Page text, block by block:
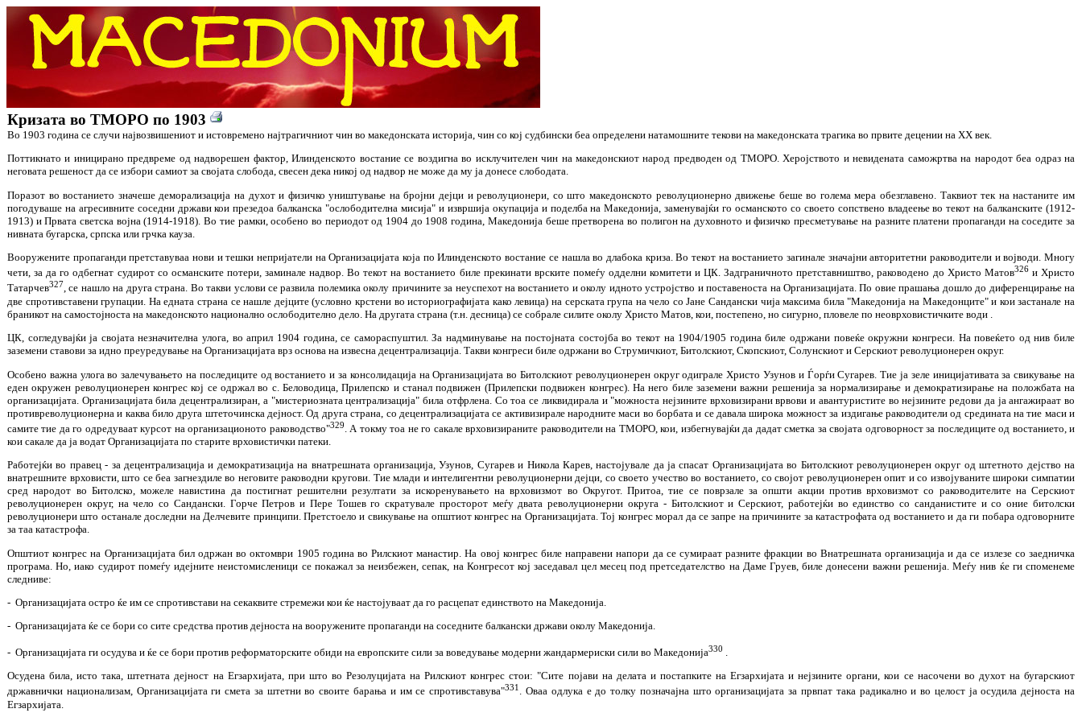
Кризата во ТМОРО по 1903
Во 1903 година се случи највозвишениот и истовремено најтрагичниот чин во македонската историја, чин со кој судбински беа определени натамошните текови на македонската трагика во првите децении на XX век.
Поттикнато и иницирано предвреме од надворешен фактор, Илинденското востание се воздигна во исклучителен чин на македонскиот народ предводен од ТМОРО. Херојството и невидената саможртва на народот беа одраз на
неговата решеност да се избори самиот за својата слобода, свесен дека никој од надвор не може да му ја донесе слободата.
Поразот во востанието значеше деморализација на духот и физичко уништување на бројни дејци и револуционери, со што македонското револуционерно движење беше во голема мера обезглавено. Таквиот тек на настаните им
погодуваше на агресивните соседни држави кои презедоа балканска "ослободителна мисија" и извршија окупација и поделба на Македонија, заменувајќи го османското со своето сопствено владеење во текот на балканските (1912-
1913) и Првата светска војна (1914-1918). Во тие рамки, особено во периодот од 1904 до 1908 година, Македонија беше претворена во полигон на духовното и физичко пресметување на разните платени пропаганди на соседите за
нивната бугарска, српска или грчка кауза.
Вооружените пропаганди претставуваа нови и тешки непријатели на Организацијата која по Илинденското востание се нашла во длабока криза. Во текот на востанието загинале значајни авторитетни раководители и војводи. Многу
чети, за да го одбегнат судирот со османските потери, заминале надвор. Во текот на востанието биле прекинати врските помеѓу одделни комитети и ЦК. Задграничното претставништво, раководено до Христо Матов326и Христо
Татарчев327, се нашло на друга страна. Во такви услови се развила полемика околу причините за неуспехот на востанието и околу идното устројство и поставеноста на Организацијата. По овие прашања дошло до диференцирање на
две спротивставени групации. На едната страна се нашле дејците (условно крстени во историографијата како левица) на серската група на чело со Јане Сандански чија максима била "Македонија на Македонците" и кои застанале на
браникот на самостојноста на македонското национално ослободително дело. На другата страна (т.н. десница) се собрале силите околу Христо Матов, кои, постепено, но сигурно, пловеле по неоврховистичките води .
ЦК, согледувајќи ја својата незначителна улога, во април 1904 година, се самораспуштил. За надминување на постојната состојба во текот на 1904/1905 година биле одржани повеќе окружни конгреси. На повеќето од нив биле
заземени ставови за идно преуредување на Организацијата врз основа на извесна децентрализација. Такви конгреси биле одржани во Струмичкиот, Битолскиот, Скопскиот, Солунскиот и Серскиот револуционерен округ.
Особено важна улога во залечувањето на последиците од востанието и за консолидација на Организацијата во Битолскиот револуционерен округ одиграле Христо Узунов и Ѓорѓи Сугарев. Тие ја зеле иницијативата за свикување на
еден окружен револуционерен конгрес кој се одржал во с. Беловодица, Прилепско и станал подвижен (Прилепски подвижен конгрес). На него биле заземени важни решенија за нормализирање и демократизирање на положбата на
организацијата. Организацијата била децентрализиран, а "мистериозната централизација" била отфрлена. Со тоа се ликвидирала и "можноста нејзините врховизирани врвови и авантуристите во нејзините редови да ја ангажираат во
противреволуционерна и каква било друга штеточинска дејност. Од друга страна, со децентрализацијата се активизирале народните маси во борбата и се давала широка можност за издигање раководители од средината на тие маси и
самите тие да го одредуваат курсот на организационото раководство"329
. А токму тоа не го сакале врховизираните раководители на ТМОРО, кои, избегнувајќи да дадат сметка за својата одговорност за последиците од востанието, и
кои сакале да ја водат Организацијата по старите врховистички патеки.
Работејќи во правец - за децентрализација и демократизација на внатрешната организација, Узунов, Сугарев и Никола Карев, настојувале да ја спасат Организацијата во Битолскиот револуционерен округ од штетното дејство на
внатрешните врховисти, што се беа загнездиле во неговите раководни кругови. Тие млади и интелигентни револуционерни дејци, со своето учество во востанието, со својот револуционерен опит и со извојуваните широки симпатии
сред народот во Битолско, можеле навистина да постигнат решителни резултати за искоренувањето на врховизмот во Округот. Притоа, тие се поврзале за општи акции против врховизмот со раководителите на Серскиот
револуционерен округ, на чело со Сандански. Горче Петров и Пере Тошев го скратувале просторот меѓу двата револуционерни округа - Битолскиот и Серскиот, работејќи во единство со санданистите и со оние битолски
револуционери што останале доследни на Делчевите принципи. Претстоело и свикување на општиот конгрес на Организацијата. Тој конгрес морал да се запре на причините за катастрофата од востанието и да ги побара одговорните
за таа катастрофа.
Општиот конгрес на Организацијата бил одржан во октомври 1905 година во Рилскиот манастир. На овој конгрес биле направени напори да се сумираат разните фракции во Внатрешната организација и да се излезе со заедничка
програма. Но, иако судирот помеѓу идејните неистомисленици се покажал за неизбежен, сепак, на Конгресот кој заседавал цел месец под претседателство на Даме Груев, биле донесени важни решенија. Меѓу нив ќе ги споменеме
следниве:
- Организацијата остро ќе им се спротивстави на секаквите стремежи кои ќе настојуваат да го расцепат единството на Македонија.
- Организацијата ќе се бори со сите средства против дејноста на вооружените пропаганди на соседните балкански држави околу Македонија.
- Организацијата ги осудува и ќе се бори против реформаторските обиди на европските сили за воведување модерни жандармериски сили во Македонија330 .
Осудена била, исто така, штетната дејност на Егзархијата, при што во Резолуцијата на Рилскиот конгрес стои: "Сите појави на делата и постапките на Егзархијата и нејзините органи, кои се насочени во духот на бугарскиот
државнички национализам, Организацијата ги смета за штетни во своите барања и им се спротивставува"331 . Оваа одлука е до толку позначајна што организацијата за првпат така радикално и во целост ја осудила дејноста на
Егзархијата.